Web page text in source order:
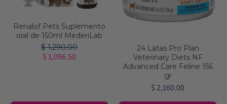
Renalof Pets Suplemento
oral de 150ml MederiLab
$ 1,290.00
$ 1,096.50
24 Latas Pro Plan
Veterinary Diets NF
Advanced Care Feline 156
gr
$ 2,160.00